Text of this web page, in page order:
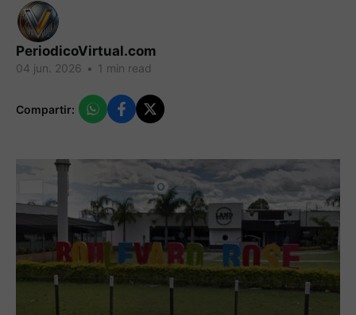
PeriodicoVirtual.com
04 jun. 2026 • 1 min read
Compartir: